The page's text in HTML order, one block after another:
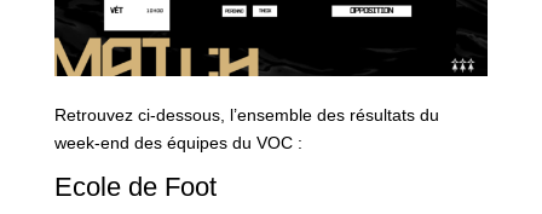
Retrouvez ci-dessous, l’ensemble des résultats du
week-end des équipes du VOC :
Ecole de Foot